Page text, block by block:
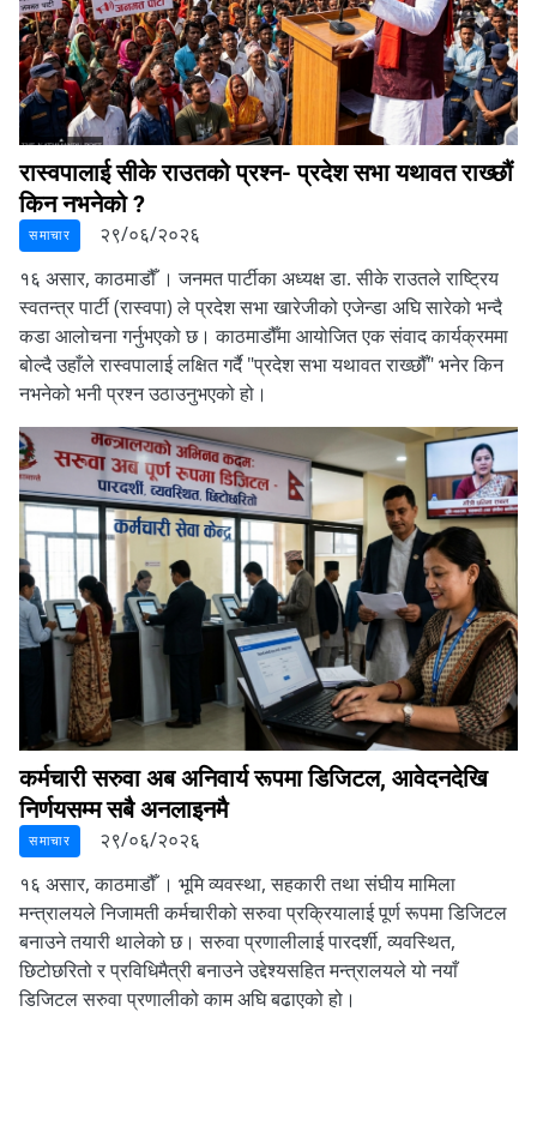
रास्वपालाई सीके राउतको प्रश्न- प्रदेश सभा यथावत राख्छौं
किन नभनेको ?
समाचार
२९/०६/२०२६
१६ असार, काठमाडौँ । जनमत पार्टीका अध्यक्ष डा.सीके राउतले राष्ट्रिय
स्वतन्त्र पार्टी (रास्वपा) ले प्रदेश सभा खारेजीको एजेन्डा अघि सारेको भन्दै
कडा आलोचना गर्नुभएको छ। काठमाडौँमा आयोजित एक संवाद कार्यक्रममा
बोल्दै उहाँले रास्वपालाई लक्षित गर्दै "प्रदेश सभा यथावत राख्छौँ" भनेर किन
नभनेको भनी प्रश्न उठाउनुभएको हो।
कर्मचारी सरुवा अब अनिवार्य रूपमा डिजिटल, आवेदनदेखि
निर्णयसम्म सबै अनलाइनमै
समाचार
२९/०६/२०२६
१६ असार, काठमाडौँ । भूमि व्यवस्था, सहकारी तथा संघीय मामिला
मन्त्रालयले निजामती कर्मचारीको सरुवा प्रक्रियालाई पूर्ण रूपमा डिजिटल
बनाउने तयारी थालेको छ। सरुवा प्रणालीलाई पारदर्शी, व्यवस्थित,
छिटोछरितो र प्रविधिमैत्री बनाउने उद्देश्यसहित मन्त्रालयले यो नयाँ
डिजिटल सरुवा प्रणालीको काम अघि बढाएको हो।